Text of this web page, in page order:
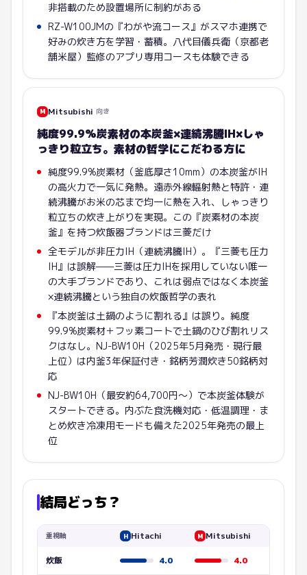
非搭載のため設置場所に制約がある
RZ-W100JMの『わがや流コース』がスマホ連携で
好みの炊き方を学習・蓄積。八代目儀兵衛（京都老
舗米屋）監修のアプリ専用コースも体験できる
M Mitsubishi 向き
純度99.9%炭素材の本炭釜×連続沸騰IH×しゃ
っきり粒立ち。素材の哲学にこだわる方に
純度99.9%炭素材（釜底厚さ10mm）の本炭釜がIH
の高火力で一気に発熱。遠赤外線輻射熱と特許・連
続沸騰がお米の芯まで均一に熱を入れ、しゃっきり
粒立ちの炊き上がりを実現。この『炭素材の本炭
釜』を持つ炊飯器ブランドは三菱だけ
全モデルが非圧力IH（連続沸騰IH）。『三菱も圧力
IH』は誤解——三菱は圧力IHを採用していない唯一
の大手ブランドであり、これは弱点ではなく本炭釜
×連続沸騰という独自の炊飯哲学の表れ
『本炭釜は土鍋のように割れる』は誤り。純度
99.9%炭素材＋フッ素コートで土鍋のひび割れリス
クはなし。NJ-BW10H（2025年5月発売・現行最
上位）は内釜3年保証付き・銘柄芳潤炊き50銘柄対
応
NJ-BW10H（最安約64,700円〜）で本炭釜体験が
スタートできる。内ぶた食洗機対応・低温調理・ま
とめ炊き冷凍用モードも備えた2025年発売の最上
位
結局どっち？
重視軸 H Hitachi M Mitsubishi
炊飯 4.0 4.0